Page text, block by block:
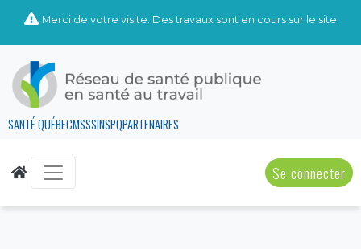
Merci de votre visite. Des travaux sont en cours sur le site
SANTÉ QUÉBECMSSSINSPQPARTENAIRES
Se connecter